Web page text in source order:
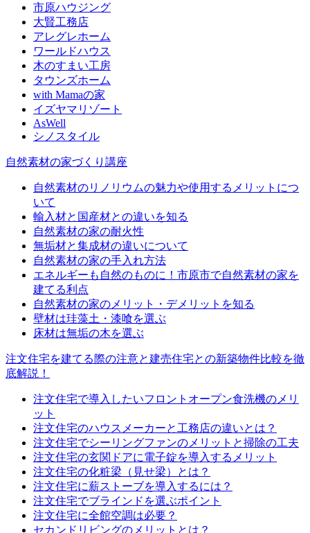
市原ハウジング
大賢工務店
アレグレホーム
ワールドハウス
木のすまい工房
タウンズホーム
with Mamaの家
イズヤマリゾート
AsWell
シノスタイル
自然素材の家づくり講座
自然素材のリノリウムの魅力や使用するメリットにつ
いて
輸入材と国産材との違いを知る
自然素材の家の耐火性
無垢材と集成材の違いについて
自然素材の家の手入れ方法
エネルギーも自然のものに！市原市で自然素材の家を
建てる利点
自然素材の家のメリット・デメリットを知る
壁材は珪藻土・漆喰を選ぶ
床材は無垢の木を選ぶ
注文住宅を建てる際の注意と建売住宅との新築物件比較を徹
底解説！
注文住宅で導入したいフロントオープン食洗機のメリ
ット
注文住宅のハウスメーカーと工務店の違いとは？
注文住宅でシーリングファンのメリットと掃除の工夫
注文住宅の玄関ドアに電子錠を導入するメリット
注文住宅の化粧梁（見せ梁）とは？
注文住宅に薪ストーブを導入するには？
注文住宅でブラインドを選ぶポイント
注文住宅に全館空調は必要？
セカンドリビングのメリットとは？